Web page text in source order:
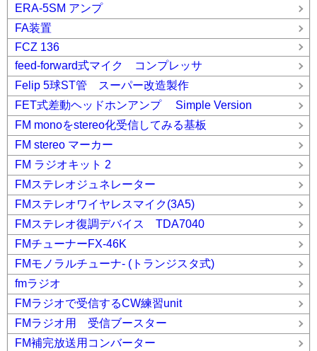
ERA-5SM アンプ
FA装置
FCZ 136
feed-forward式マイク コンプレッサ
Felip 5球ST管 スーパー改造製作
FET式差動ヘッドホンアンプ Simple Version
FM monoをstereo化受信してみる基板
FM stereo マーカー
FM ラジオキット 2
FMステレオジュネレーター
FMステレオワイヤレスマイク(3A5)
FMステレオ復調デバイス TDA7040
FMチューナーFX-46K
FMモノラルチューナ- (トランジスタ式)
fmラジオ
FMラジオで受信するCW練習unit
FMラジオ用 受信ブースター
FM補完放送用コンバーター